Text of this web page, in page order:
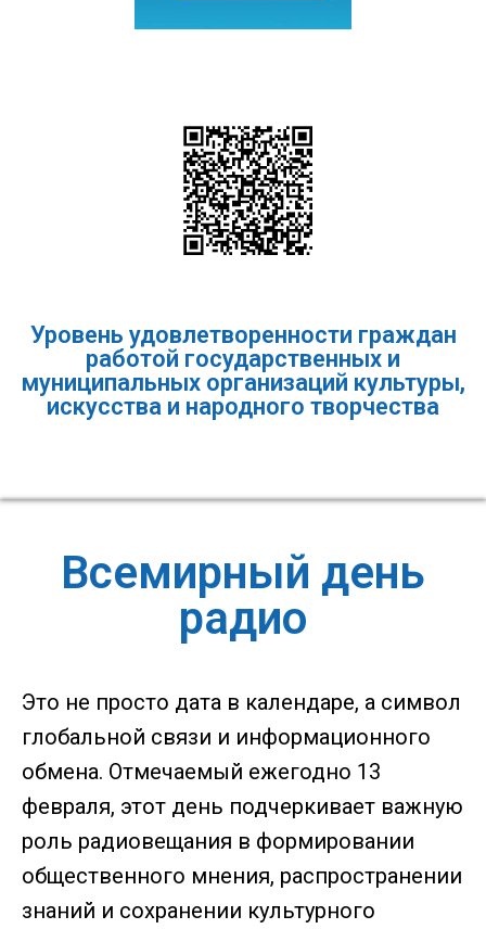
Уровень удовлетворенности граждан
работой государственных и
муниципальных организаций культуры,
искусства и народного творчества
Всемирный день
радио
Это не просто дата в календаре, а символ
глобальной связи и информационного
обмена. Отмечаемый ежегодно 13
февраля, этот день подчеркивает важную
роль радиовещания в формировании
общественного мнения, распространении
знаний и сохранении культурного